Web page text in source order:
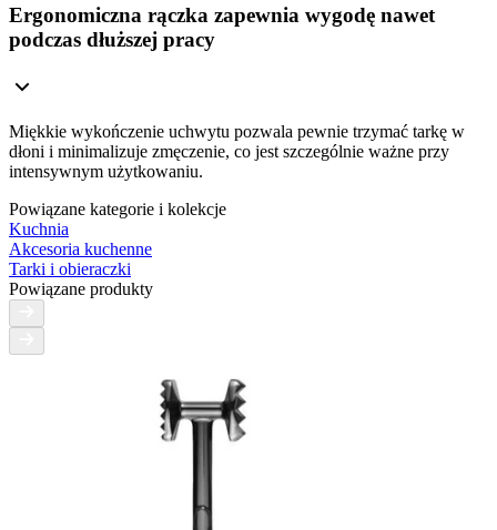
Ergonomiczna rączka zapewnia wygodę nawet
podczas dłuższej pracy
Miękkie wykończenie uchwytu pozwala pewnie trzymać tarkę w
dłoni i minimalizuje zmęczenie, co jest szczególnie ważne przy
intensywnym użytkowaniu.
Powiązane kategorie i kolekcje
Kuchnia
Akcesoria kuchenne
Tarki i obieraczki
Powiązane produkty